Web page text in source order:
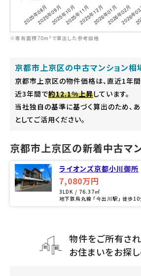
※専有面積70m²で算出した参考価格
京都市上京区の中古マンション相
京都市上京区の物件価格は、直近1年
近3年間で約12.1%上昇しています。
当社独自の基準に基づく算出のため、
としてご活用ください。
京都市上京区の新着中古マ
ライオンズ京都小川御所
7,080万円
3LDK / 76.37㎡
地下鉄烏丸線 「今出川駅」 徒歩10
物件をご所有され
お住まいをお探